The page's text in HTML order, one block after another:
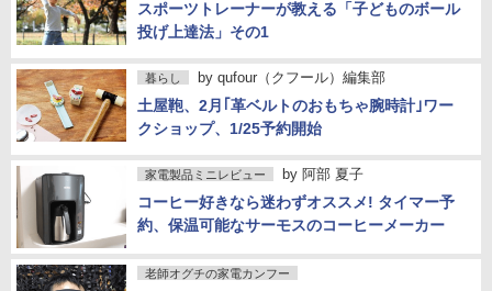
スポーツトレーナーが教える「子どものボール
投げ上達法」その1
暮らし by qufour（クフール）編集部
土屋鞄、2月｢革ベルトのおもちゃ腕時計｣ワー
クショップ、1/25予約開始
家電製品ミニレビュー by 阿部 夏子
コーヒー好きなら迷わずオススメ! タイマー予
約、保温可能なサーモスのコーヒーメーカー
老師オグチの家電カンフー